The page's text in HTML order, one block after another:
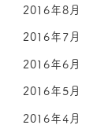
2016年8月
2016年7月
2016年6月
2016年5月
2016年4月